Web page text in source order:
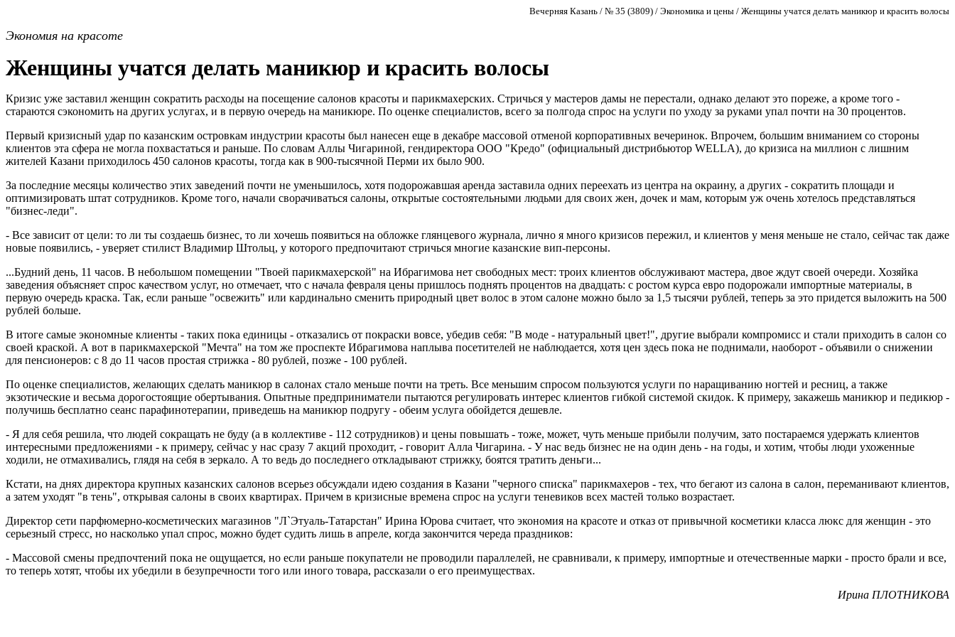
Вечерняя Казань / № 35 (3809) / Экономика и цены / Женщины учатся делать маникюр и красить волосы
Экономия на красоте
Женщины учатся делать маникюр и красить волосы
Кризис уже заставил женщин сократить расходы на посещение салонов красоты и парикмахерских. Стричься у мастеров дамы не перестали, однако делают это пореже, а кроме того -
стараются сэкономить на других услугах, и в первую очередь на маникюре. По оценке специалистов, всего за полгода спрос на услуги по уходу за руками упал почти на 30 процентов.
Первый кризисный удар по казанским островкам индустрии красоты был нанесен еще в декабре массовой отменой корпоративных вечеринок. Впрочем, большим вниманием со стороны
клиентов эта сфера не могла похвастаться и раньше. По словам Аллы Чигариной, гендиректора ООО "Кредо" (официальный дистрибьютор WELLA), до кризиса на миллион с лишним
жителей Казани приходилось 450 салонов красоты, тогда как в 900-тысячной Перми их было 900.
За последние месяцы количество этих заведений почти не уменьшилось, хотя подорожавшая аренда заставила одних переехать из центра на окраину, а других - сократить площади и
оптимизировать штат сотрудников. Кроме того, начали сворачиваться салоны, открытые состоятельными людьми для своих жен, дочек и мам, которым уж очень хотелось представляться
"бизнес-леди".
- Все зависит от цели: то ли ты создаешь бизнес, то ли хочешь появиться на обложке глянцевого журнала, лично я много кризисов пережил, и клиентов у меня меньше не стало, сейчас так даже
новые появились, - уверяет стилист Владимир Штольц, у которого предпочитают стричься многие казанские вип-персоны.
...Будний день, 11 часов. В небольшом помещении "Твоей парикмахерской" на Ибрагимова нет свободных мест: троих клиентов обслуживают мастера, двое ждут своей очереди. Хозяйка
заведения объясняет спрос качеством услуг, но отмечает, что с начала февраля цены пришлось поднять процентов на двадцать: с ростом курса евро подорожали импортные материалы, в
первую очередь краска. Так, если раньше "освежить" или кардинально сменить природный цвет волос в этом салоне можно было за 1,5 тысячи рублей, теперь за это придется выложить на 500
рублей больше.
В итоге самые экономные клиенты - таких пока единицы - отказались от покраски вовсе, убедив себя: "В моде - натуральный цвет!", другие выбрали компромисс и стали приходить в салон со
своей краской. А вот в парикмахерской "Мечта" на том же проспекте Ибрагимова наплыва посетителей не наблюдается, хотя цен здесь пока не поднимали, наоборот - объявили о снижении
для пенсионеров: с 8 до 11 часов простая стрижка - 80 рублей, позже - 100 рублей.
По оценке специалистов, желающих сделать маникюр в салонах стало меньше почти на треть. Все меньшим спросом пользуются услуги по наращиванию ногтей и ресниц, а также
экзотические и весьма дорогостоящие обертывания. Опытные предприниматели пытаются регулировать интерес клиентов гибкой системой скидок. К примеру, закажешь маникюр и педикюр -
получишь бесплатно сеанс парафинотерапии, приведешь на маникюр подругу - обеим услуга обойдется дешевле.
- Я для себя решила, что людей сокращать не буду (а в коллективе - 112 сотрудников) и цены повышать - тоже, может, чуть меньше прибыли получим, зато постараемся удержать клиентов
интересными предложениями - к примеру, сейчас у нас сразу 7 акций проходит, - говорит Алла Чигарина. - У нас ведь бизнес не на один день - на годы, и хотим, чтобы люди ухоженные
ходили, не отмахивались, глядя на себя в зеркало. А то ведь до последнего откладывают стрижку, боятся тратить деньги...
Кстати, на днях директора крупных казанских салонов всерьез обсуждали идею создания в Казани "черного списка" парикмахеров - тех, что бегают из салона в салон, переманивают клиентов,
а затем уходят "в тень", открывая салоны в своих квартирах. Причем в кризисные времена спрос на услуги теневиков всех мастей только возрастает.
Директор сети парфюмерно-косметических магазинов "Л`Этуаль-Татарстан" Ирина Юрова считает, что экономия на красоте и отказ от привычной косметики класса люкс для женщин - это
серьезный стресс, но насколько упал спрос, можно будет судить лишь в апреле, когда закончится череда праздников:
- Массовой смены предпочтений пока не ощущается, но если раньше покупатели не проводили параллелей, не сравнивали, к примеру, импортные и отечественные марки - просто брали и все,
то теперь хотят, чтобы их убедили в безупречности того или иного товара, рассказали о его преимуществах.
Ирина ПЛОТНИКОВА